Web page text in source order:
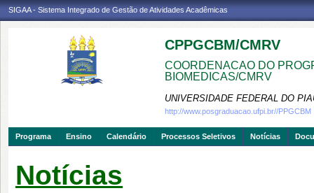
SIGAA - Sistema Integrado de Gestão de Atividades Acadêmicas
CPPGCBM/CMRV
COORDENACAO DO
BIOMEDICAS/CMRV
UNIVERSIDADE FEDERAL DO
http://www.posgraduacao.ufpi.br//PPGCBM
Programa Ensino Calendário Processos Seletivos Notícias
Notícias